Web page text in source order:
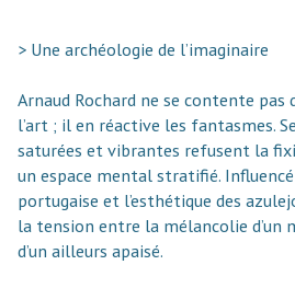
> Une archéologie de l’imaginaire
Arnaud Rochard ne se contente pas
l’art ; il en réactive les fantasmes.
saturées et vibrantes refusent la
un espace mental stratifié.
portugaise et l’esthétique des
la tension entre la mélancolie d’un
d’un ailleurs apaisé.